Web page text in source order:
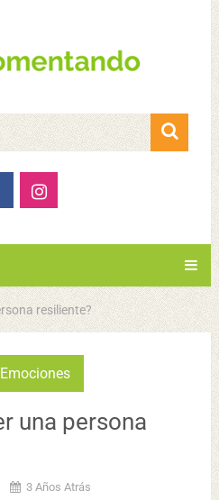
resiliente?
una persona
3 Años Atrás